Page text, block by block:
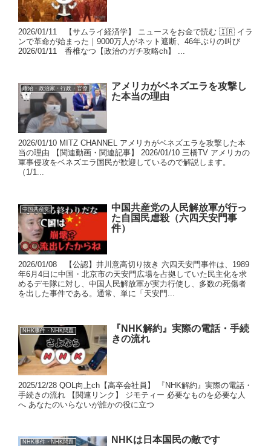
2026/01/11 【サムライ経済学】 ニュースをお金で読む 🇮🇷 イラ
ンで革命が始まった｜9000万人がネット遮断、46年ぶりの叫び
2026/01/11 香椎なつ【政治のガチ攻略ch】 ...
政治・政治家・行政・官僚
アメリカがベネズエラを攻撃し
た本当の理由
2026/01/10 MITZ CHANNEL アメリカがベネズエラを攻撃した本
当の理由 【関連動画・関連記事】 2026/01/10 三橋TV アメリカの
軍事侵攻をベネズエラ国民が歓迎しているので解説します。
（1/1...
中国共産党
中国共産党の人民解放軍が行っ
た自国民虐殺（六四天安門事
件）
2026/01/08 【公認】井川意高切り抜き 六四天安門事件は、1989
年6月4日に中国・北京市の天安門広場を占拠していた民主化を求
めるデモ隊に対し、中国人民解放軍が実力行使し、多数の死傷者
を出した事件である。通常、単に「天安門...
NHK事件・NHK問題
『NHK解約』実際の電話・手続
きの流れ
2025/12/28 QOL向上ch【高卒会社員】 『NHK解約』実際の電話・
手続きの流れ 【関連リンク】 ジモティー 必要なものを必要な人
へ あなたのいらないが誰かの役に立つ
NHK事件・NHK問題 NHKは日本国民の敵です